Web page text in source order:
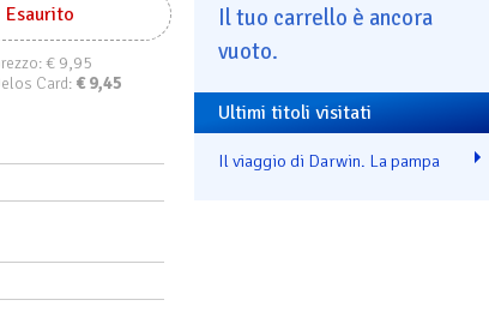
Esaurito
€ 9,95
Card: € 9,45
Il tuo carrello è ancora
vuoto.
Ultimi titoli visitati
Il viaggio di Darwin. La pampa